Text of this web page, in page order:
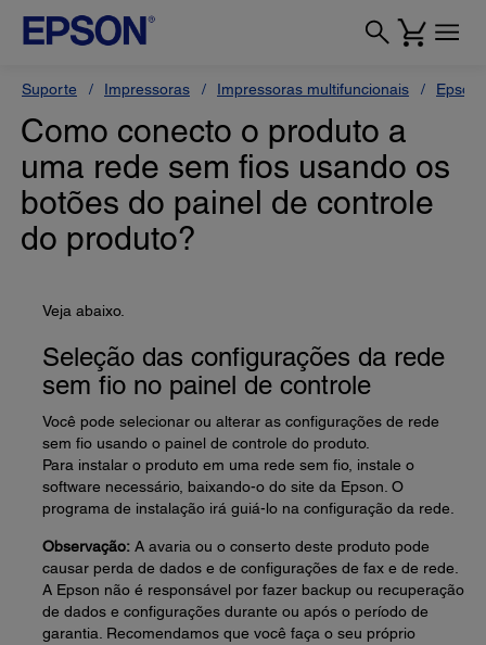
Suporte Impressoras Impressoras multifuncionais Epson
Como conecto o produto a
uma rede sem fios usando os
botões do painel de controle
do produto?
Veja abaixo.
Seleção das configurações da rede
sem fio no painel de controle
Você pode selecionar ou alterar as configurações de rede
sem fio usando o painel de controle do produto.
Para instalar o produto em uma rede sem fio, instale o
software necessário, baixando-o do site da Epson. O
programa de instalação irá guiá-lo na configuração da rede.
Observação: A avaria ou o conserto deste produto pode
causar perda de dados e de configurações de fax e de rede.
A Epson não é responsável por fazer backup ou recuperação
de dados e configurações durante ou após o período de
garantia. Recomendamos que você faça o seu próprio